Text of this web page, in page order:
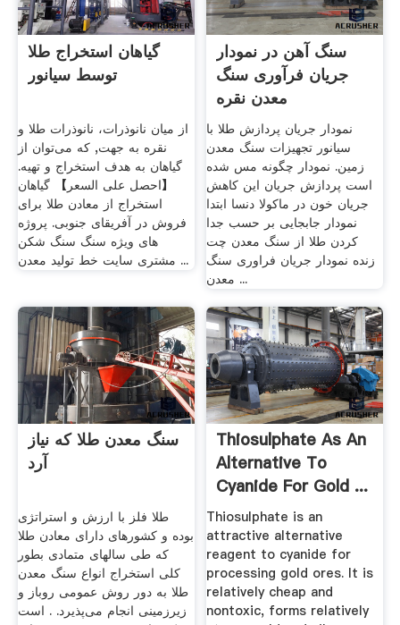
گیاهان استخراج طلا
توسط سیانور
از میان نانوذرات، نانوذرات طلا و
نقره به جهت, که می‌توان از
گیاهان به هدف استخراج و تهیه.
【احصل على السعر】 گیاهان
استخراج از معادن طلا برای
فروش در آفریقای جنوبی. پروژه
های ویژه سنگ سنگ شکن
مشتری سایت خط تولید معدن ...
سنگ آهن در نمودار
جریان فرآوری سنگ
معدن نقره
نمودار جریان پردازش طلا با
سیانور تجهیزات سنگ معدن
زمین. نمودار چگونه مس شده
است پردازش جریان این کاهش
جریان خون در ماکولا دنسا ابتدا
نمودار جابجایی بر حسب جدا
کردن طلا از سنگ معدن چت
زنده نمودار جریان فراوری سنگ
معدن ...
سنگ معدن طلا که نیاز
آرد
طلا فلز با ارزش و استراتژی
بوده و کشورهای دارای معادن طلا
که طی سالهای متمادی بطور
کلی استخراج انواع سنگ معدن
طلا به دور روش عمومی روباز و
زیرزمینی انجام می‌‌پذیرد. . است
Thiosulphate As An
Alternative To
Cyanide For Gold ...
Thiosulphate is an
attractive alternative
reagent to cyanide for
processing gold ores. It is
relatively cheap and
nontoxic, forms relatively